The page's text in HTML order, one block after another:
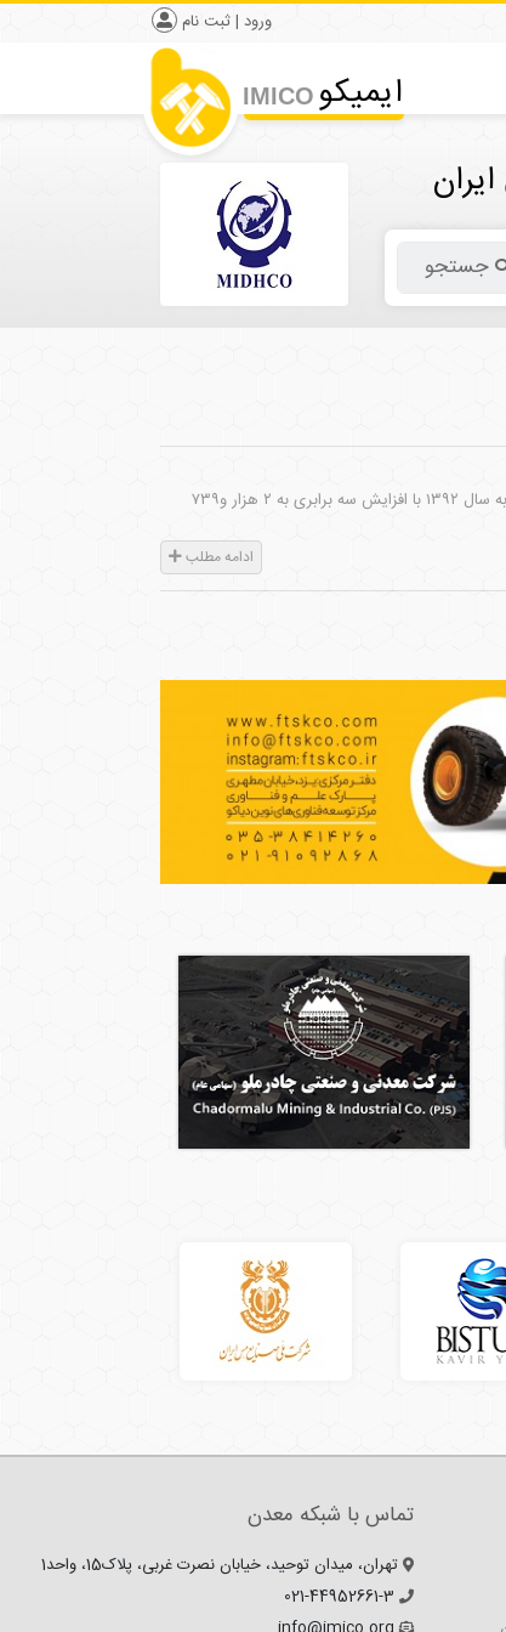
ورود | ثبت نام
ایمیکو IMICO
جستجو
رییس سازمان صنعت، معدن و تجارت کهگیلویه و بویراحمد گفت: میزان استخراج از معادن استان سال ۱۳۹۹ نسبت به سال ۱۳۹۲ با افزایش سه برابری به ۲ هزار و۷۳۹
ادامه مطلب
تماس با شبکه معدن
تهران، میدان توحید، خیابان نصرت غربی، پلاک15، واحد1
021-44952661-3